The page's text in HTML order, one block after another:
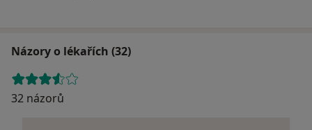
Názory o lékařích (32)
32 názorů